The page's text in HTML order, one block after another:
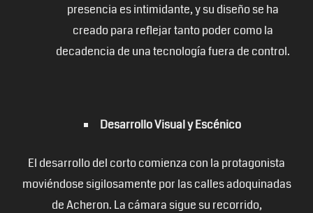
presencia es intimidante, y su diseño se ha
creado para reflejar tanto poder como la
decadencia de una tecnología fuera de control.
Desarrollo Visual y Escénico
El desarrollo del corto comienza con la protagonista
moviéndose sigilosamente por las calles adoquinadas
de Acheron. La cámara sigue su recorrido,